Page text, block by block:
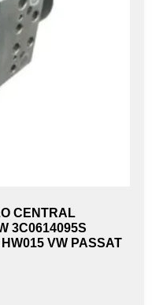
CENTRAL
3C0614095S
VW PASSAT